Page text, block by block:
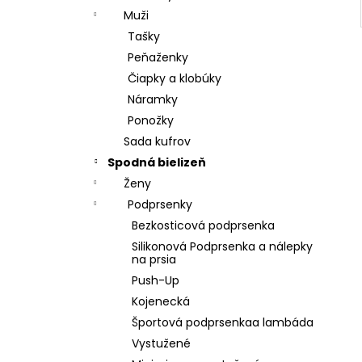
Muži
Tašky
Peňaženky
Čiapky a klobúky
Náramky
Ponožky
Sada kufrov
Spodná bielizeň
Ženy
Podprsenky
Bezkosticová podprsenka
Silikonová Podprsenka a nálepky
na prsia
Push-Up
Kojenecká
Športová podprsenkaa lambáda
Vystužené